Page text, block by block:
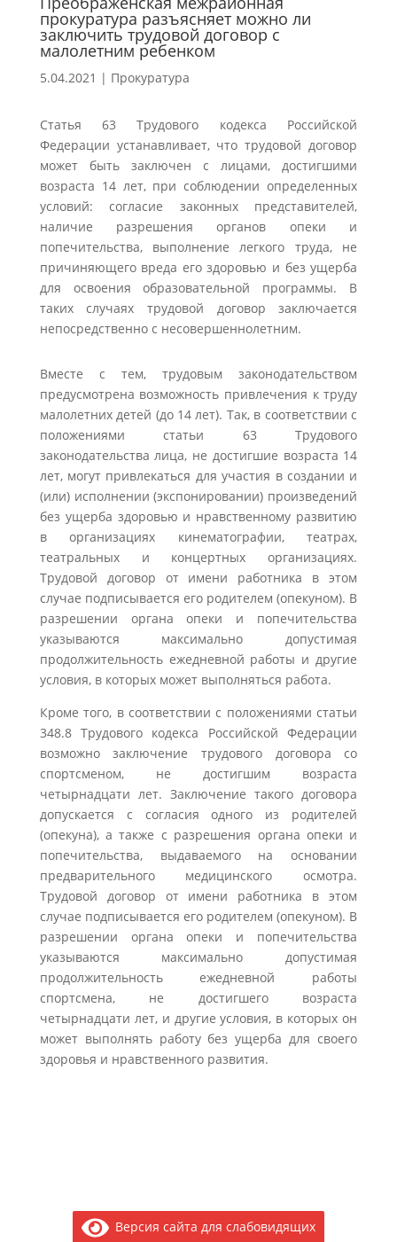
прокуратура разъясняет можно ли
заключить трудовой договор с
малолетним ребенком
5.04.2021 | Прокуратура
Статья 63 Трудового кодекса Российской
Федерации устанавливает, что трудовой договор
может быть заключен с лицами, достигшими
возраста 14 лет, при соблюдении определенных
условий: согласие законных представителей,
наличие разрешения органов опеки и
попечительства, выполнение легкого труда, не
причиняющего вреда его здоровью и без ущерба
для освоения образовательной программы. В
таких случаях трудовой договор заключается
непосредственно с несовершеннолетним.
Вместе с тем, трудовым законодательством
предусмотрена возможность привлечения к труду
малолетних детей (до 14 лет). Так, в соответствии с
положениями статьи 63 Трудового
законодательства лица, не достигшие возраста 14
лет, могут привлекаться для участия в создании и
(или) исполнении (экспонировании) произведений
без ущерба здоровью и нравственному развитию
в организациях кинематографии, театрах,
театральных и концертных организациях.
Трудовой договор от имени работника в этом
случае подписывается его родителем (опекуном). В
разрешении органа опеки и попечительства
указываются максимально допустимая
продолжительность ежедневной работы и другие
условия, в которых может выполняться работа.
Кроме того, в соответствии с положениями статьи
348.8 Трудового кодекса Российской Федерации
возможно заключение трудового договора со
спортсменом, не достигшим возраста
четырнадцати лет. Заключение такого договора
допускается с согласия одного из родителей
(опекуна), а также с разрешения органа опеки и
попечительства, выдаваемого на основании
предварительного медицинского осмотра.
Трудовой договор от имени работника в этом
случае подписывается его родителем (опекуном). В
разрешении органа опеки и попечительства
указываются максимально допустимая
продолжительность ежедневной работы
спортсмена, не достигшего возраста
четырнадцати лет, и другие условия, в которых он
может выполнять работу без ущерба для своего
здоровья и нравственного развития.
Версия сайта для слабовидящих